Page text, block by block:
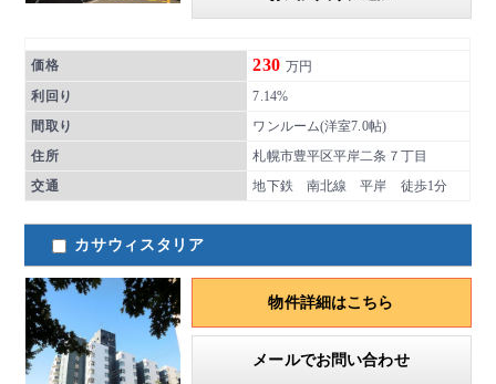
価格 230 万円
利回り
7.14%
間取り
ワンルーム(洋室7.0帖)
住所
札幌市豊平区平岸二条７丁目
交通
地下鉄 南北線 平岸 徒歩1分
カサウィスタリア
物件詳細はこちら
メールでお問い合わせ